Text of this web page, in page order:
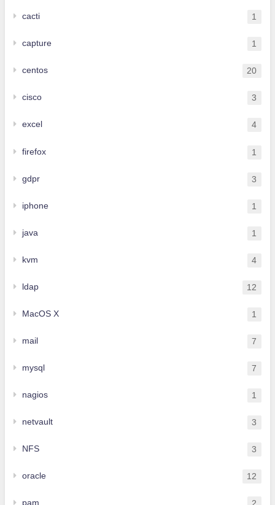
cacti 1
capture 1
centos 20
cisco 3
excel 4
firefox 1
gdpr 3
iphone 1
java 1
kvm 4
ldap 12
MacOS X 1
mail 7
mysql 7
nagios 1
netvault 3
NFS 3
oracle 12
pam 2